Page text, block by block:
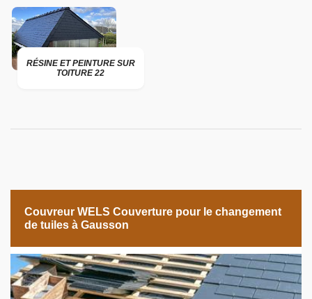
RÉSINE ET PEINTURE SUR
TOITURE 22
Couvreur WELS Couverture pour le changement
de tuiles à Gausson